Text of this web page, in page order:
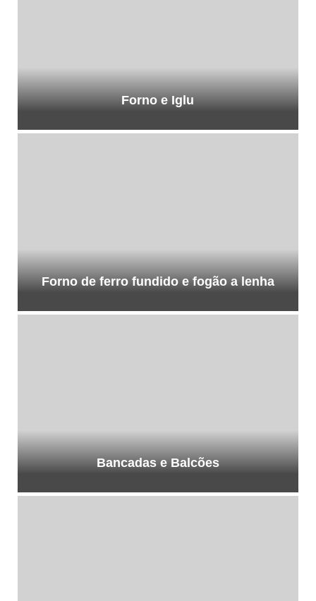
Forno e Iglu
Forno de ferro fundido e fogão a lenha
Bancadas e Balcões